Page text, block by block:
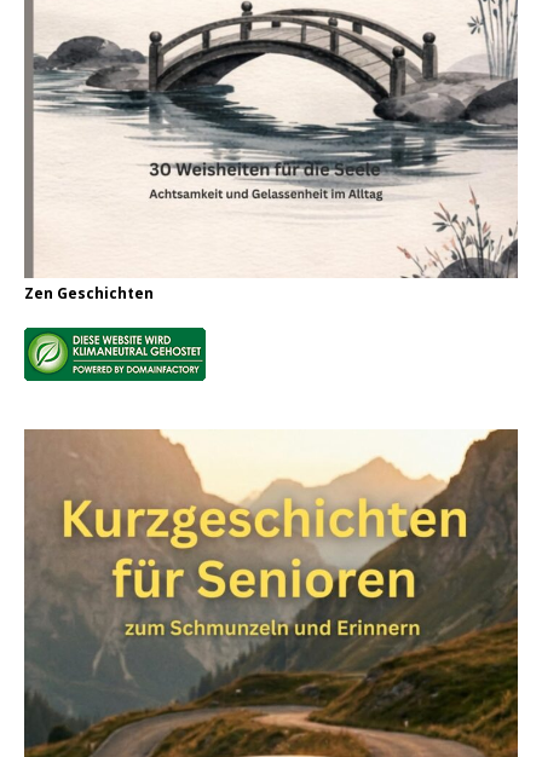
Zen Geschichten